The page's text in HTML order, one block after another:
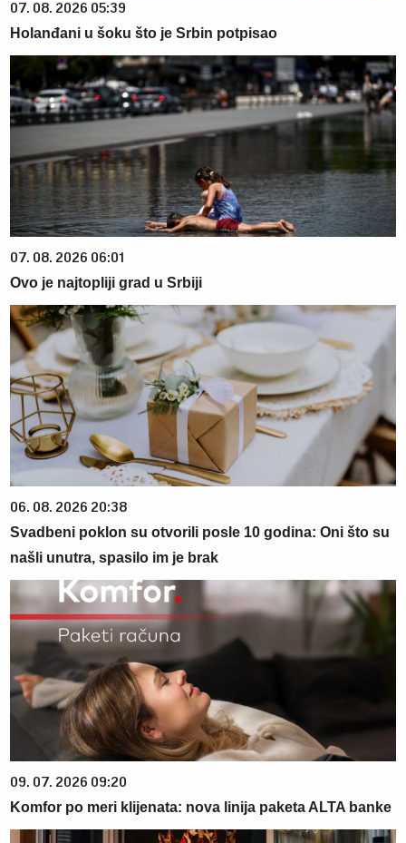
07. 08. 2026 05:39
Holanđani u šoku što je Srbin potpisao
07. 08. 2026 06:01
Ovo je najtopliji grad u Srbiji
06. 08. 2026 20:38
Svadbeni poklon su otvorili posle 10 godina: Oni što su
našli unutra, spasilo im je brak
09. 07. 2026 09:20
Komfor po meri klijenata: nova linija paketa ALTA banke